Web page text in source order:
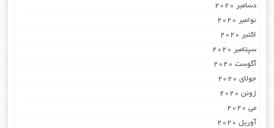
دسامبر 2020
نوامبر 2020
اکتبر 2020
سپتامبر 2020
آگوست 2020
جولای 2020
ژوئن 2020
می 2020
آوریل 2020